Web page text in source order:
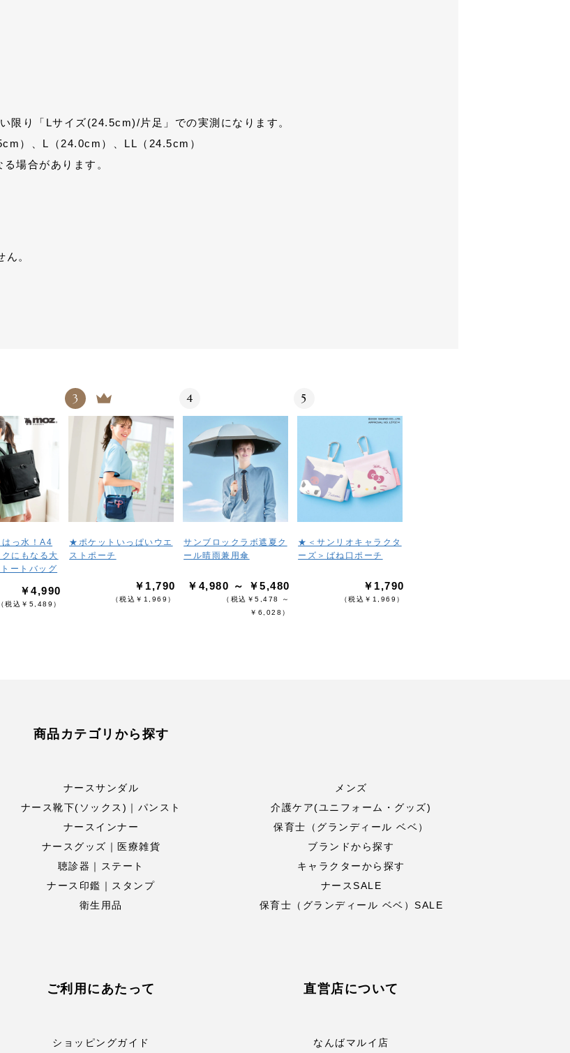
限り「Lサイズ(24.5cm)/片足」での実測になります。
）、L（24.0cm）、LL（24.5cm）
場合があります。
。
っ水！A4
にもなる大
ートバッグ
￥4,990
（税込￥5,489）
3
★ポケットいっぱいウエ
ストポーチ
￥1,790
（税込￥1,969）
4
サンブロックラボ遮夏ク
ール晴雨兼用傘
￥4,980 ～ ￥5,480
（税込￥5,478 ～
￥6,028）
5
★＜サンリオキャラクタ
ーズ＞ばね口ポーチ
￥1,790
（税込￥1,969）
商品カテゴリから探す
ナースサンダル
ナース靴下(ソックス)｜パンスト
ナースインナー
ナースグッズ｜医療雑貨
聴診器｜ステート
ナース印鑑｜スタンプ
衛生用品
メンズ
介護ケア(ユニフォーム・グッズ)
保育士（グランディール ベベ）
ブランドから探す
キャラクターから探す
ナースSALE
保育士（グランディール ベベ）SALE
ご利用にあたって
ショッピングガイド
直営店について
なんばマルイ店